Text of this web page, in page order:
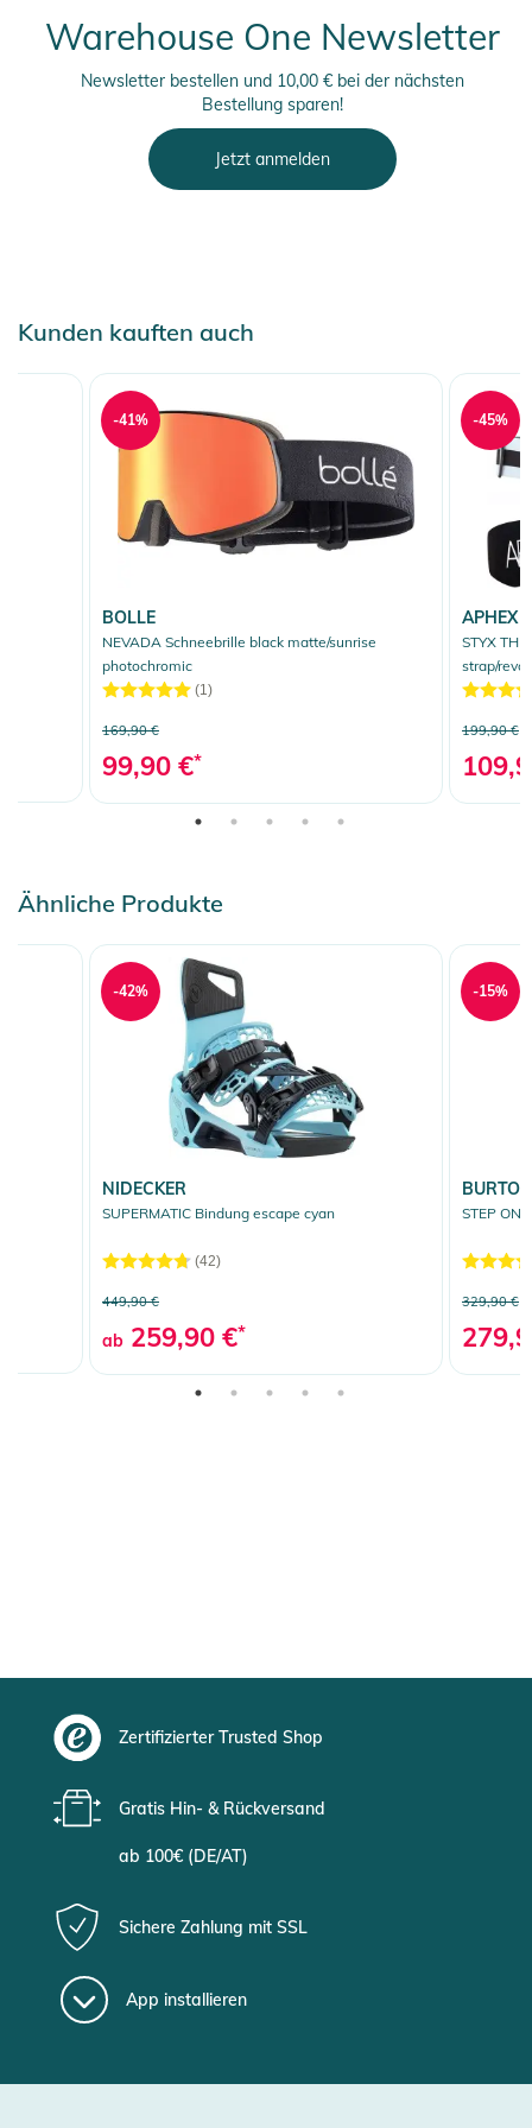
Warehouse One Newsletter
Newsletter bestellen und 10,00 € bei der nächsten
Bestellung sparen!
Jetzt anmelden
Kunden kauften auch
BOLLE
NEVADA Schneebrille black matte/sunrise
photochromic
(1)
169,90 €
99,90 €*
-41%
APHEX
STYX
strap/revo
199,90 €
-45%
Ähnliche Produkte
NIDECKER
SUPERMATIC Bindung escape cyan
(42)
449,90 €
ab 259,90 €*
-42%
BURTON
STEP ON
329,90 €
-15%
Zertifizierter Trusted Shop
Gratis Hin- & Rückversand
ab 100€ (DE/AT)
Sichere Zahlung mit SSL
App installieren